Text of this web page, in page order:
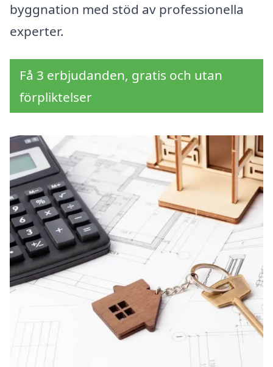
byggnation med stöd av professionella
experter.
Få 3 erbjudanden, gratis och utan
förpliktelser